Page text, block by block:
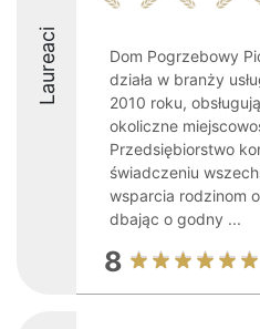
Laureaci
Dom Pogrzebowy
działa w branży
2010 roku,
okoliczne
Przedsiębiorstwo
świadczeniu
wsparcia rodzinom
dbając o godny ...
8